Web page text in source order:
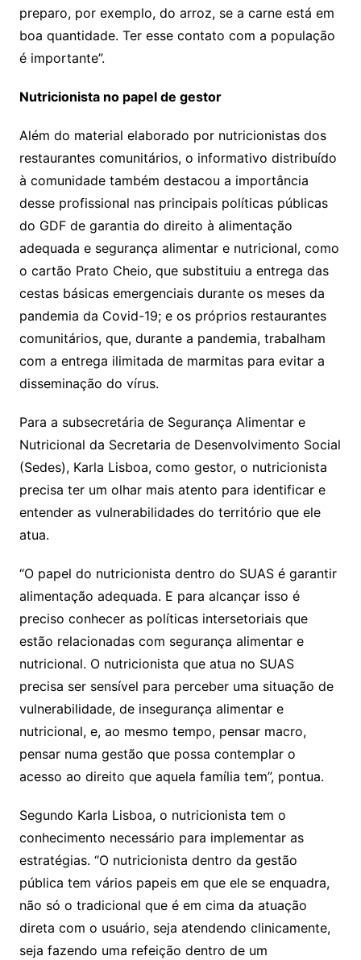
preparo, por exemplo, do arroz, se a carne está em
boa quantidade. Ter esse contato com a população
é importante”.
Nutricionista no papel de gestor
Além do material elaborado por nutricionistas dos
restaurantes comunitários, o informativo distribuído
à comunidade também destacou a importância
desse profissional nas principais políticas públicas
do GDF de garantia do direito à alimentação
adequada e segurança alimentar e nutricional, como
o cartão Prato Cheio, que substituiu a entrega das
cestas básicas emergenciais durante os meses da
pandemia da Covid-19; e os próprios restaurantes
comunitários, que, durante a pandemia, trabalham
com a entrega ilimitada de marmitas para evitar a
disseminação do vírus.
Para a subsecretária de Segurança Alimentar e
Nutricional da Secretaria de Desenvolvimento Social
(Sedes), Karla Lisboa, como gestor, o nutricionista
precisa ter um olhar mais atento para identificar e
entender as vulnerabilidades do território que ele
atua.
“O papel do nutricionista dentro do SUAS é garantir
alimentação adequada. E para alcançar isso é
preciso conhecer as políticas intersetoriais que
estão relacionadas com segurança alimentar e
nutricional. O nutricionista que atua no SUAS
precisa ser sensível para perceber uma situação de
vulnerabilidade, de insegurança alimentar e
nutricional, e, ao mesmo tempo, pensar macro,
pensar numa gestão que possa contemplar o
acesso ao direito que aquela família tem”, pontua.
Segundo Karla Lisboa, o nutricionista tem o
conhecimento necessário para implementar as
estratégias. “O nutricionista dentro da gestão
pública tem vários papeis em que ele se enquadra,
não só o tradicional que é em cima da atuação
direta com o usuário, seja atendendo clinicamente,
seja fazendo uma refeição dentro de um